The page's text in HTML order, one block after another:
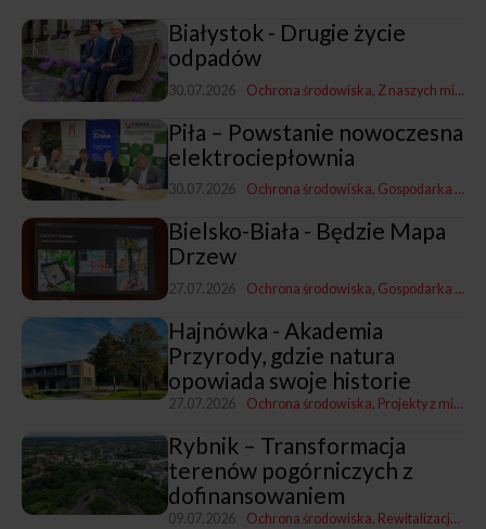
Białystok - Drugie życie
odpadów
30.07.2026 Ochrona środowiska Z naszych miast
Piła – Powstanie nowoczesna
elektrociepłownia
30.07.2026 Ochrona środowiska Gospodarka komunalna
Bielsko-Biała - Będzie Mapa
Drzew
27.07.2026 Ochrona środowiska Gospodarka mieszkaniowa, przestrzenna i nieruchomościami
Hajnówka - Akademia
Przyrody, gdzie natura
opowiada swoje historie
27.07.2026 Ochrona środowiska Projekty z miastami i dla miast
Rybnik – Transformacja
terenów pogórniczych z
dofinansowaniem
09.07.2026 Ochrona środowiska Rewitalizacja, polityka miejska i rozwój